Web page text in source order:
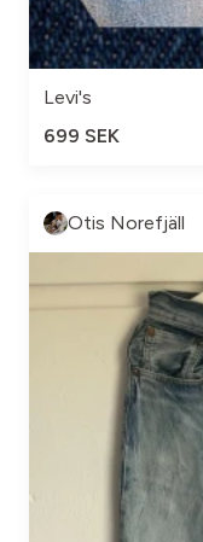
Levi's
699 SEK
Otis Norefjäll